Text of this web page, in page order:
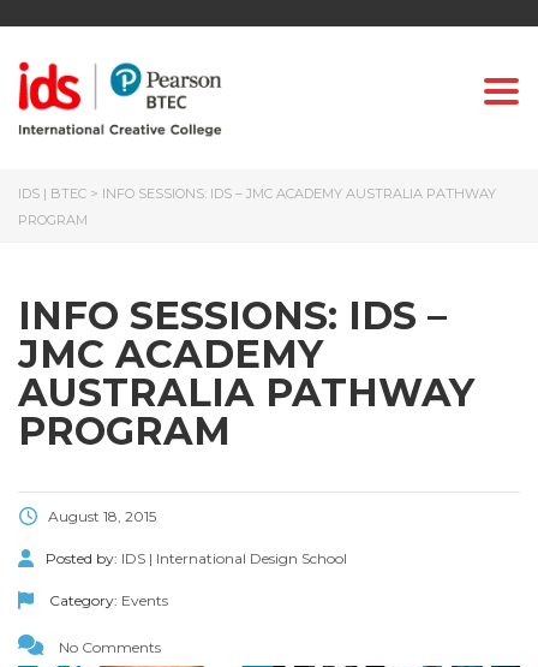
IDS | BTEC > INFO SESSIONS: IDS – JMC ACADEMY AUSTRALIA PATHWAY
PROGRAM
INFO SESSIONS: IDS –
JMC ACADEMY
AUSTRALIA PATHWAY
PROGRAM
August 18, 2015
Posted by: IDS | International Design School
Category: Events
No Comments